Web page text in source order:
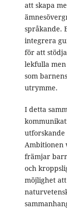
att skapa
språkande.
integrera
för att
lekfulla
som
utrymme.
I detta
utforskande
Ambitionen
främjar
och
möjlighet